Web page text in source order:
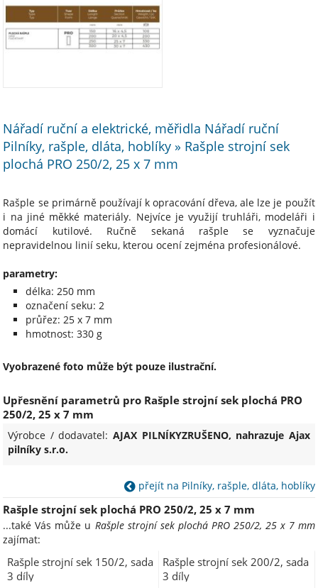
Nářadí ruční a elektrické, měřidla Nářadí ruční
Pilníky, rašple, dláta, hoblíky » Rašple strojní sek
plochá PRO 250/2, 25 x 7 mm
Rašple se primárně používají k opracování dřeva, ale lze je použít
i na jiné měkké materiály. Nejvíce je využijí truhláři, modeláři i
domácí kutilové. Ručně sekaná rašple se vyznačuje
nepravidelnou linií seku, kterou ocení zejména profesionálové.
parametry:
délka: 250 mm
označení seku: 2
průřez: 25 x 7 mm
hmotnost: 330 g
Vyobrazené foto může být pouze ilustrační.
Upřesnění parametrů pro Rašple strojní sek plochá PRO
250/2, 25 x 7 mm
Výrobce / dodavatel: AJAX PILNÍKYZRUŠENO, nahrazuje Ajax
pilníky s.r.o.
přejít na Pilníky, rašple, dláta, hoblíky
Rašple strojní sek plochá PRO 250/2, 25 x 7 mm
...také Vás může u Rašple strojní sek plochá PRO 250/2, 25 x 7 mm
zajímat:
Rašple strojní sek 150/2, sada
3 díly
Rašple strojní sek 200/2, sada
3 díly